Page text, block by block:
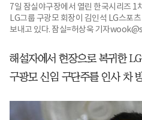
7일 잠실야구장에서 열린 한국시리즈 1
LG그룹 구광모 회장이 김인석 LG스포
보내고 있다. 잠실=허상욱 기자
해설자에서 현장으로 복귀한
구광모 신임 구단주를 인사 차